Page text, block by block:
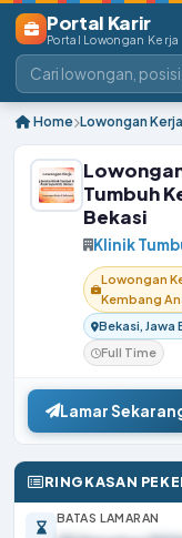
Portal Karir
Portal Lowongan Kerja
Home Lowongan Kerja
Tumbuh
Bekasi
Klinik
Lowongan
Kembang
Bekasi, Jawa
Full Time
Lamar
RINGKASAN
BATAS LAMARAN